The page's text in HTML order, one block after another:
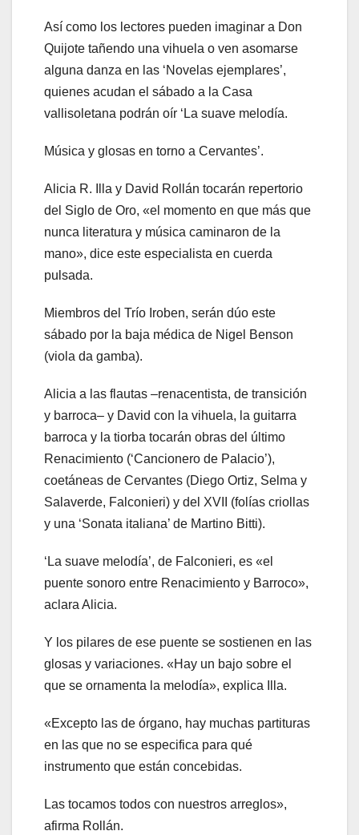
Así como los lectores pueden imaginar a Don
Quijote tañendo una vihuela o ven asomarse
alguna danza en las ‘Novelas ejemplares’,
quienes acudan el sábado a la Casa
vallisoletana podrán oír ‘La suave melodía.
Música y glosas en torno a Cervantes’.
Alicia R. Illa y David Rollán tocarán repertorio
del Siglo de Oro, «el momento en que más que
nunca literatura y música caminaron de la
mano», dice este especialista en cuerda
pulsada.
Miembros del Trío Iroben, serán dúo este
sábado por la baja médica de Nigel Benson
(viola da gamba).
Alicia a las flautas –renacentista, de transición
y barroca– y David con la vihuela, la guitarra
barroca y la tiorba tocarán obras del último
Renacimiento (‘Cancionero de Palacio’),
coetáneas de Cervantes (Diego Ortiz, Selma y
Salaverde, Falconieri) y del XVII (folías criollas
y una ‘Sonata italiana’ de Martino Bitti).
‘La suave melodía’, de Falconieri, es «el
puente sonoro entre Renacimiento y Barroco»,
aclara Alicia.
Y los pilares de ese puente se sostienen en las
glosas y variaciones. «Hay un bajo sobre el
que se ornamenta la melodía», explica Illa.
«Excepto las de órgano, hay muchas partituras
en las que no se especifica para qué
instrumento que están concebidas.
Las tocamos todos con nuestros arreglos»,
afirma Rollán.